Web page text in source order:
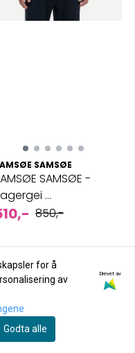
SAMSØE
SAMSØE -
...
850,-
Kjøp
-60%
for å
av
Drevet av
Godta alle